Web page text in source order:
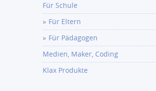
Für Schule
Für Eltern
Für Pädagogen
Medien, Maker, Coding
Klax Produkte